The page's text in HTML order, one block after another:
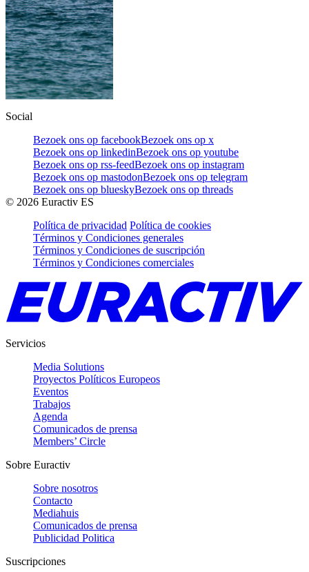
Social
Bezoek ons op facebookBezoek ons op x
Bezoek ons op linkedinBezoek ons op youtube
Bezoek ons op rss-feedBezoek ons op instagram
Bezoek ons op mastodonBezoek ons op telegram
Bezoek ons op blueskyBezoek ons op threads
© 2026 Euractiv ES
Política de privacidad Política de cookies
Términos y Condiciones generales
Términos y Condiciones de suscripción
Términos y Condiciones comerciales
Servicios
Media Solutions
Proyectos Políticos Europeos
Eventos
Trabajos
Agenda
Comunicados de prensa
Members’ Circle
Sobre Euractiv
Sobre nosotros
Contacto
Mediahuis
Comunicados de prensa
Publicidad Politica
Suscripciones